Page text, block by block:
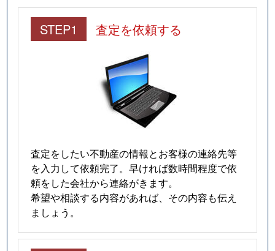
STEP1 査定を依頼する
査定をしたい不動産の情報とお客様の連絡先等
を入力して依頼完了。早ければ数時間程度で依
頼をした会社から連絡がきます。
希望や相談する内容があれば、その内容も伝え
ましょう。